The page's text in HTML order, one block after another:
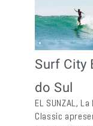
Surf City
do Sul
EL SUNZAL,
Classic